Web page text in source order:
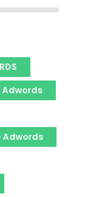
Adwords
Adwords